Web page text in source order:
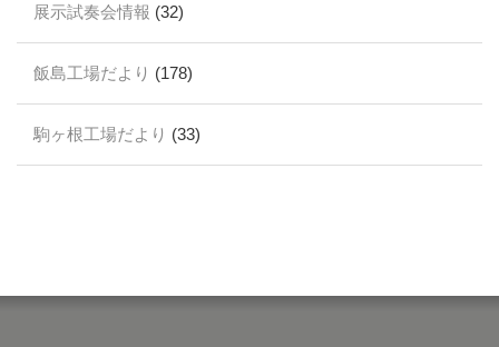
展示試奏会情報 (32)
飯島工場だより (178)
駒ヶ根工場だより (33)